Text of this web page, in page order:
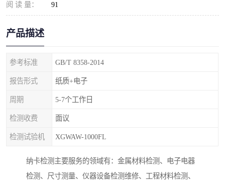
阅 读 量： 91
产品描述
参考标准 GB/T 8358-2014
报告形式 纸质+电子
周期 5-7个工作日
检测收费 面议
检测试验机 XGWAW-1000FL
纳卡检测主要服务的领域有：金属材料检测、电子电器
检测、尺寸测量、仪器设备检测维修、工程材料检测、